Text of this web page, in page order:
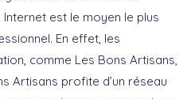
Internet est le moyen le plus
En effet, les
comme Les Bons Artisans,
Artisans profite d’un réseau